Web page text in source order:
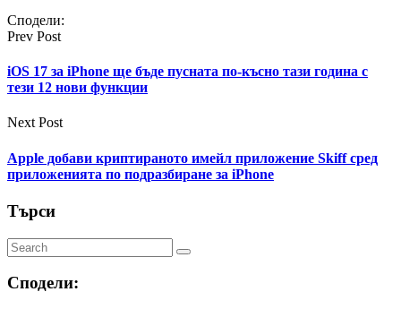
Сподели:
Prev Post
iOS 17 за iPhone ще бъде пусната по-късно тази година с
тези 12 нови функции
Next Post
Apple добави криптираното имейл приложение Skiff сред
приложенията по подразбиране за iPhone
Търси
Сподели: